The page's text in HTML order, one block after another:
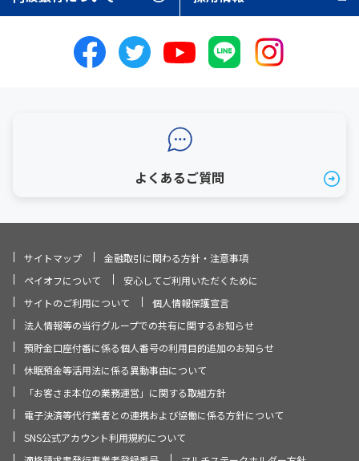
よくあるご質問
サイトマップ
金融取引に関わる方針・注意事項
ペイオフについて
安心してご利用いただくために
サイトのご利用について
個人情報保護宣言
法人情報等の当行グループでの共有に関するお知らせ
預貯金口座付番に係る個人番号の利用目的追加のお知らせ
休眠預金等活用法に係る異動事由について
「お客さま本位の業務運営」に関する取組方針
電子決済等代行業者との連携および協働に係る方針について
SNS公式アカウント利用規約について